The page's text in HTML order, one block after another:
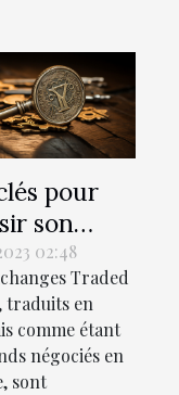
pour
son
les ETF
02:48
Traded
traduits en
comme étant
négociés en
sont